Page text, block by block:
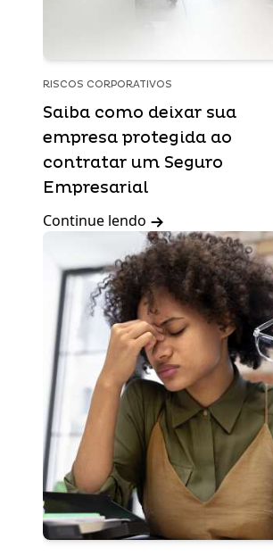
RISCOS CORPORATIVOS
Saiba como deixar sua
empresa protegida ao
contratar um Seguro
Empresarial
Continue lendo